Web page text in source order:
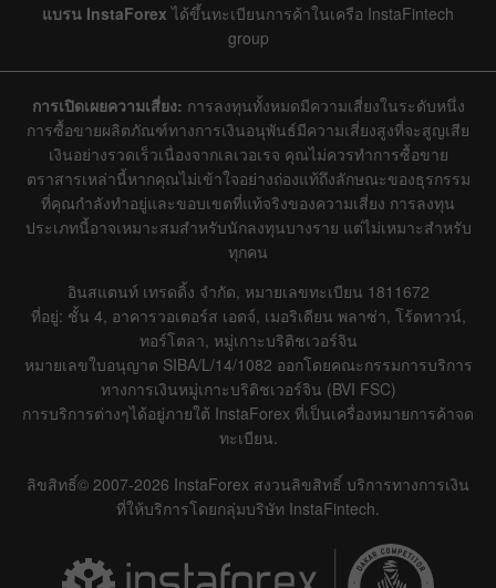
แบรน InstaForex ได้ขึ้นทะเบียนการค้าในเครือ InstaFintech
group
การเปิดเผยความเสี่ยง: การลงทุนทั้งหมดมีความเสี่ยงในระดับหนึ่ง
การซื้อขายผลิตภัณฑ์ทางการเงินอนุพันธ์มีความเสี่ยงสูงที่จะสูญเสีย
เงินอย่างรวดเร็วเนื่องจากเลเวอเรจ คุณไม่ควรทำการซื้อขาย
ตราสารเหล่านี้หากคุณไม่เข้าใจอย่างถ่องแท้ถึงลักษณะของธุรกรรม
ที่คุณกำลังทำอยู่และขอบเขตที่แท้จริงของความเสี่ยง การลงทุน
ประเภทนี้อาจเหมาะสมสำหรับนักลงทุนบางราย แต่ไม่เหมาะสำหรับ
ทุกคน
อินสแตนท์ เทรดดิ้ง จำกัด, หมายเลขทะเบียน 1811672
ที่อยู่: ชั้น 4, อาคารวอเตอร์ส เอดจ์, เมอริเดียน พลาซ่า, โร้ดทาวน์,
ทอร์โตลา, หมู่เกาะบริติชเวอร์จิน
หมายเลขใบอนุญาต SIBA/L/14/1082 ออกโดยคณะกรรมการบริการ
ทางการเงินหมู่เกาะบริติชเวอร์จิน (BVI FSC)
การบริการต่างๆได้อยู่ภายใต้ InstaForex ที่เป็นเครื่องหมายการค้าจด
ทะเบียน.
ลิขสิทธิ์© 2007-2026 InstaForex สงวนลิขสิทธิ์ บริการทางการเงิน
ที่ให้บริการโดยกลุ่มบริษัท InstaFintech.